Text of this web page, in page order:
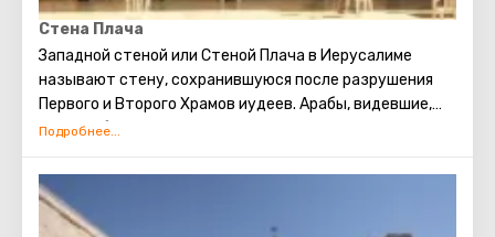
Стена Плача
Западной стеной или Стеной Плача в Иерусалиме
называют стену, сохранившуюся после разрушения
Первого и Второго Храмов иудеев. Арабы, видевшие,
как скорбят евреи о разрушении храма, прозвали это
традиция: стоя у Стены Плача просить о самом
сокровенном. Можно также вложить между камней
Стены записку с заветным желанием, которое